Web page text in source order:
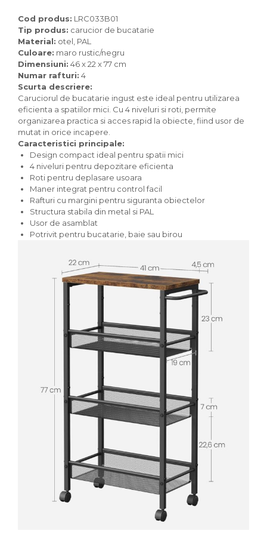
Cod produs: LRC033B01
Tip produs: carucior de bucatarie
Material: otel, PAL
Culoare: maro rustic/negru
Dimensiuni: 46 x 22 x 77 cm
Numar rafturi: 4
Scurta descriere:
Caruciorul de bucatarie ingust este ideal pentru utilizarea
eficienta a spatiilor mici. Cu 4 niveluri si roti, permite
organizarea practica si acces rapid la obiecte, fiind usor de
mutat in orice incapere.
Caracteristici principale:
Design compact ideal pentru spatii mici
4 niveluri pentru depozitare eficienta
Roti pentru deplasare usoara
Maner integrat pentru control facil
Rafturi cu margini pentru siguranta obiectelor
Structura stabila din metal si PAL
Usor de asamblat
Potrivit pentru bucatarie, baie sau birou